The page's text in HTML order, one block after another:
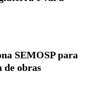
SEMOSP para
obras